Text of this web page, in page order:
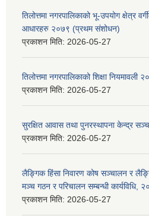
तिलोत्तमा नगरपालिकाको भू-उपयोग क्षेत्र
आधारहरु २०७९ (प्रथम संशोधन)
प्रकाशन मिति: 2026-05-27
तिलोत्तमा नगरपालिकाको शिक्षा
प्रकाशन मिति: 2026-05-27
सुरक्षित आवास तथा पुनरस्थापना केन्द्र
प्रकाशन मिति: 2026-05-27
लैङ्गिक हिंसा निवारण कोष सञ्चालन र
मञ्च गठन र परिचालन सम्बन्धी कार्यविधि,
प्रकाशन मिति: 2026-05-27